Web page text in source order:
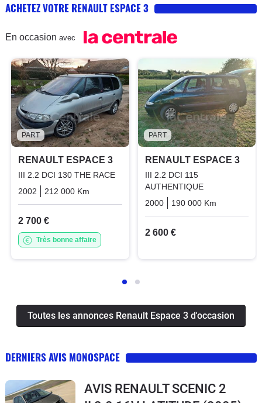
ACHETEZ VOTRE RENAULT ESPACE 3
En occasion avec
PART
RENAULT ESPACE 3
III 2.2 DCI 130 THE RACE
2002
212 000 Km Diesel
2 700 €
Très bonne affaire
PART
RENAULT ESPACE 3
III 2.2 DCI 115
AUTHENTIQUE
2000
190 000 Km
2 600 €
Toutes les annonces Renault Espace 3 d'occasion
DERNIERS AVIS MONOSPACE
AVIS RENAULT SCENIC 2